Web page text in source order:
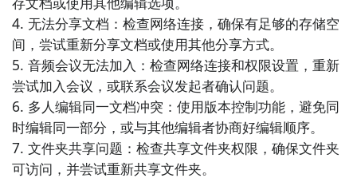
作效率。
6. 《有道云笔记》- 有道云笔记是一款云端笔记工具，
支持文字、图片、音频、视频等多种形式的记录，用户
可以进行多端同步和共享，提供便捷的协作和备份功
能。
7. 《印象笔记》- 印象笔记是一款强大的笔记管理工
4. 无法分享文档：检查网络连接，确保有足够的存储空
间，尝试重新分享文档或使用其他分享方式。
5. 音频会议无法加入：检查网络连接和权限设置，重新
尝试加入会议，或联系会议发起者确认问题。
6. 多人编辑同一文档冲突：使用版本控制功能，避免同
时编辑同一部分，或与其他编辑者协商好编辑顺序。
7. 文件夹共享问题：检查共享文件夹权限，确保文件夹
可访问，并尝试重新共享文件夹。